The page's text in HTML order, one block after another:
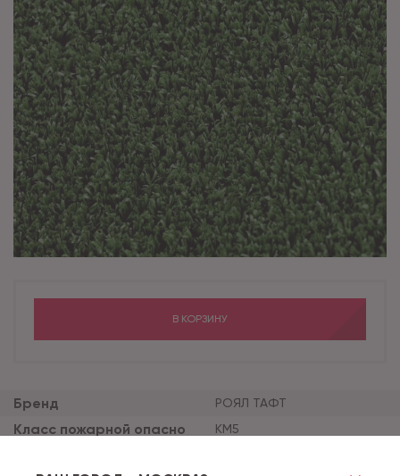
Бренд РОЯЛ ТАФТ
Класс пожарной опасно
КМ5
Вес нетто
В КОРЗИНУ